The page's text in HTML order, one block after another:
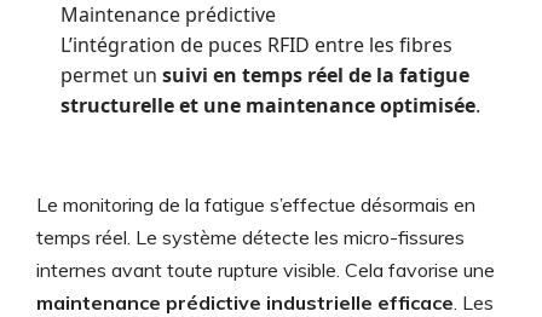
Maintenance prédictive
L’intégration de puces RFID entre les fibres
permet un suivi en temps réel de la fatigue
structurelle et une maintenance optimisée.
Le monitoring de la fatigue s’effectue désormais en
temps réel. Le système détecte les micro-fissures
internes avant toute rupture visible. Cela favorise une
maintenance prédictive industrielle efficace. Les